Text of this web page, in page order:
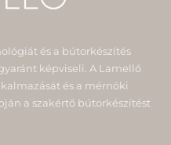
és a bútorkészítés
képviseli. A Lamelló
és a mérnöki
a szakértő bútorkészítést